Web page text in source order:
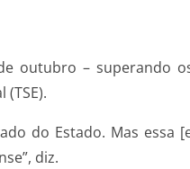
outubro – superando
do Estado. Mas essa
diz.